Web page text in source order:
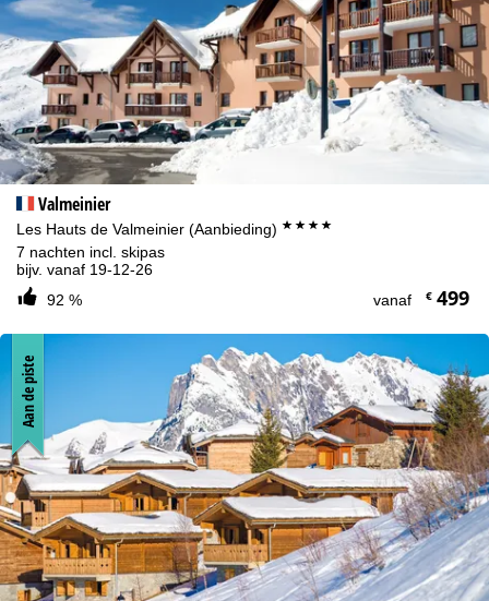
Cookie-informatie
Valmeinier
Les Hauts de Valmeinier (Aanbieding) ****
7 nachten incl. skipas
bijv. vanaf 19-12-26
92 %
vanaf €499
Aan de piste